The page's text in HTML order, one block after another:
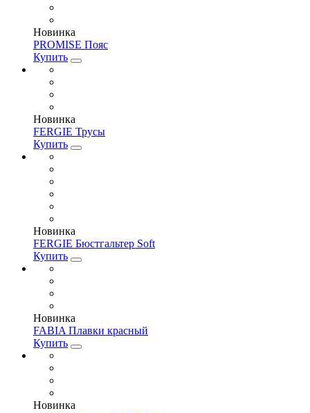
Новинка
PROMISE Пояс
Купить
Новинка
FERGIE Трусы
Купить
Новинка
FERGIE Бюстгальтер Soft
Купить
Новинка
FABIA Плавки красный
Купить
Новинка